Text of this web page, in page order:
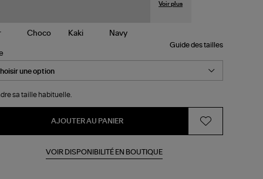
Voir plus
Guide des tailles
sa taille habituelle.
AJOUTER AU PANIER
VOIR DISPONIBILITÉ EN BOUTIQUE